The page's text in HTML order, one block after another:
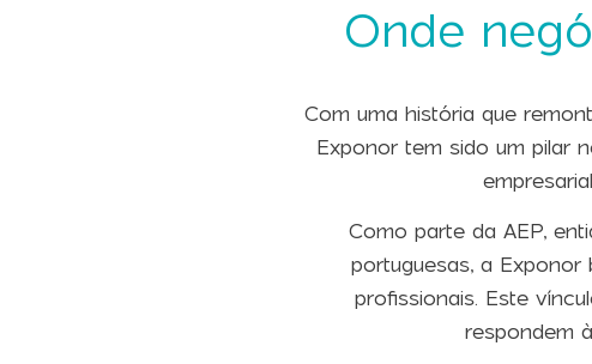
Onde
Com uma história que
Exponor tem sido um pilar
Como parte da AEP,
portuguesas, a
profissionais. Este
respondem